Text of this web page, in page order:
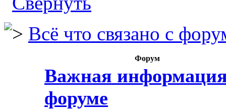
Всё что связано с
Форум
Важная
форуме